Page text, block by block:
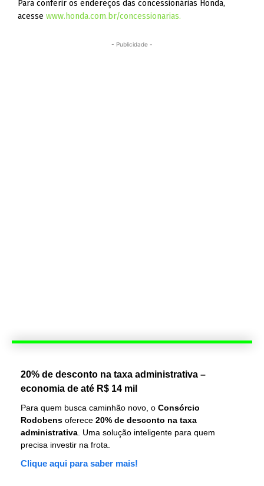
Para conferir os endereços das concessionárias Honda,
acessewww.honda.com.br/concessionarias.
- Publicidade -
20% de desconto na taxa administrativa –
economia de até R$ 14 mil
Para quem busca caminhão novo, o Consórcio
Rodobens oferece 20% de desconto na taxa
administrativa . Uma solução inteligente para quem
precisa investir na frota.
Clique aqui para saber mais!